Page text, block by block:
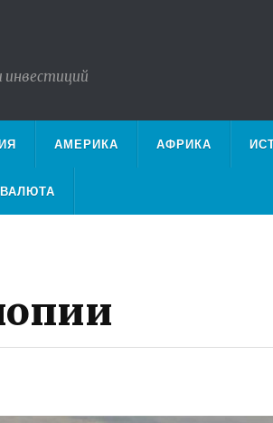
инвестиций
АМЕРИКА АФРИКА